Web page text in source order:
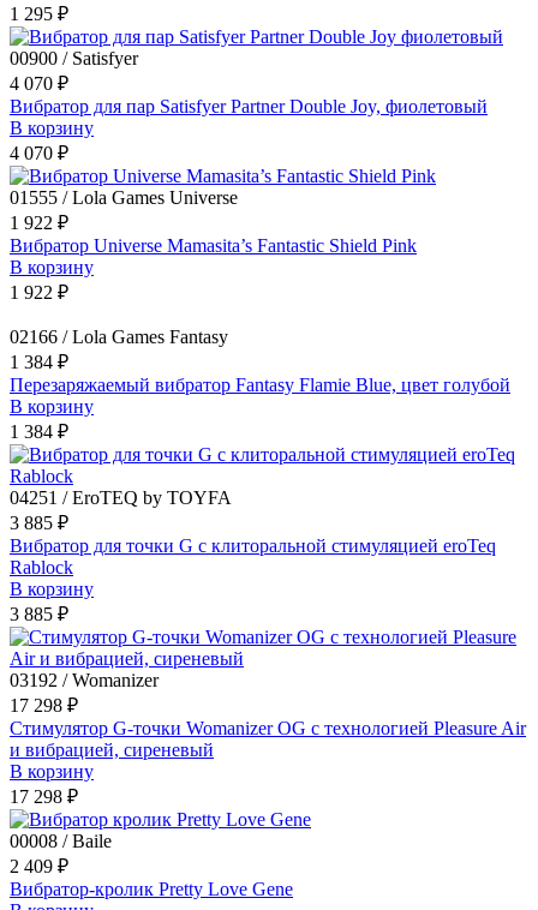
1 295 ₽
00900 / Satisfyer
4 070 ₽
Вибратор для пар Satisfyer Partner Double Joy, фиолетовый
В корзину
4 070 ₽
01555 / Lola Games Universe
1 922 ₽
Вибратор Universe Mamasita’s Fantastic Shield Pink
В корзину
1 922 ₽
02166 / Lola Games Fantasy
1 384 ₽
Перезаряжаемый вибратор Fantasy Flamie Blue, цвет голубой
В корзину
1 384 ₽
04251 / EroTEQ by TOYFA
3 885 ₽
Вибратор для точки G с клиторальной стимуляцией eroTeq
Rablock
В корзину
3 885 ₽
03192 / Womanizer
17 298 ₽
Стимулятор G-точки Womanizer OG c технологией Pleasure Air
и вибрацией, сиреневый
В корзину
17 298 ₽
00008 / Baile
2 409 ₽
Вибратор-кролик Pretty Love Gene